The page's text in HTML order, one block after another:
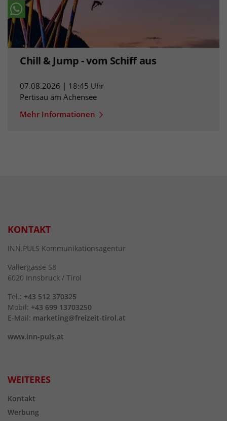
Chill & Jump - vom Schiff aus
07.08.2026 | 18:45 Uhr
Pertisau am Achensee
Mehr Informationen
KONTAKT
INN.PULS Kommunikationsagentur
Valiergasse 58
6020 Innsbruck / Tirol
Tel.: +43 512 370325
Mobil: +43 699 13703250
E-Mail: marketing@freizeit-tirol.at
www.inn-puls.at
WEITERES
Kontakt
Werbung